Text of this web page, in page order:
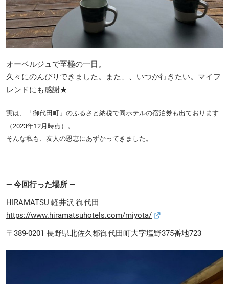
オーベルジュで至極の一日。
久々にのんびりできました。また、、いつか行きたい。マイフ
レンドにも感謝★
実は、「御代田町」のふるさと納税で同ホテルの宿泊券も出ております
（2023年12月時点）。
そんな私も、友人の恩恵にあずかってきました。
― 今回行った場所 ―
HIRAMATSU 軽井沢 御代田
https://www.hiramatsuhotels.com/miyota/
〒389-0201 長野県北佐久郡御代田町大字塩野375番地723